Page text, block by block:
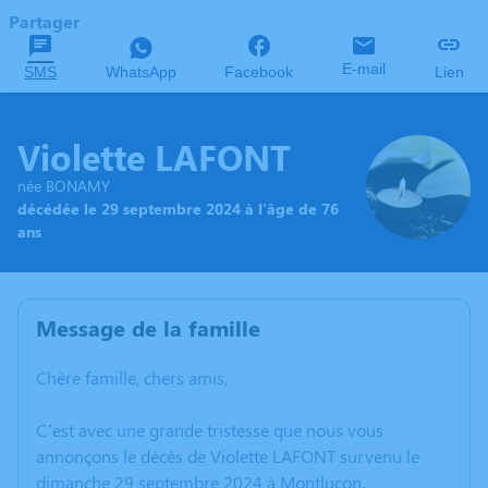
Partager
SMS WhatsApp Facebook E-mail Lien
Violette LAFONT
née BONAMY
décédée le 29 septembre 2024 à l'âge de 76
ans
Message de la famille
Chère famille, chers amis,
C’est avec une grande tristesse que nous vous
annonçons le décès de Violette LAFONT survenu le
dimanche 29 septembre 2024 à Montluçon.